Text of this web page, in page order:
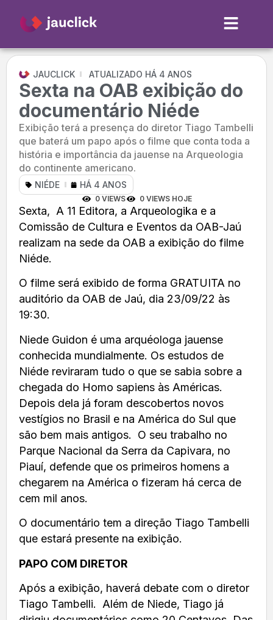
JAUCLICK ATUALIZADO HÁ 4 ANOS
Sexta na OAB exibição do
documentário Niéde
Exibição terá a presença do diretor Tiago Tambelli
que baterá um papo após o filme que conta toda a
história e importância da jauense na Arqueologia
do continente americano.
NIÉDE HÁ 4 ANOS
0 VIEWS 0 VIEWS HOJE
Sexta, A 11 Editora, a Arqueologika e a
Comissão de Cultura e Eventos da OAB-Jaú
realizam na sede da OAB a exibição do filme
Niéde.
O filme será exibido de forma GRATUITA no
auditório da OAB de Jaú, dia 23/09/22 às
19:30.
Niede Guidon é uma arquéologa jauense
conhecida mundialmente. Os estudos de
Niéde reviraram tudo o que se sabia sobre a
chegada do Homo sapiens às Américas.
Depois dela já foram descobertos novos
vestígios no Brasil e na América do Sul que
são bem mais antigos. O seu trabalho no
Parque Nacional da Serra da Capivara, no
Piauí, defende que os primeiros homens a
chegarem na América o fizeram há cerca de
cem mil anos.
O documentário tem a direção Tiago Tambelli
que estará presente na exibição.
PAPO COM DIRETOR
Após a exibição, haverá debate com o diretor
Tiago Tambelli. Além de Niede, Tiago já